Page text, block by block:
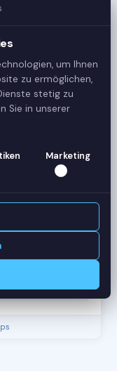
18 Sessions
78%
14 Sessions
61%
um Ihnen
zu ermöglichen,
stetig zu
Sie in unserer
Marketing